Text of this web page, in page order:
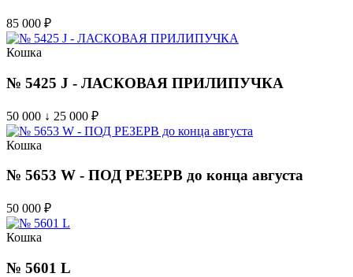
85 000 ₽
Кошка
№ 5425 J - ЛАСКОВАЯ ПРИЛИПУЧКА
50 000 ↓ 25 000 ₽
Кошка
№ 5653 W - ПОД РЕЗЕРВ до конца августа
50 000 ₽
Кошка
№ 5601 L